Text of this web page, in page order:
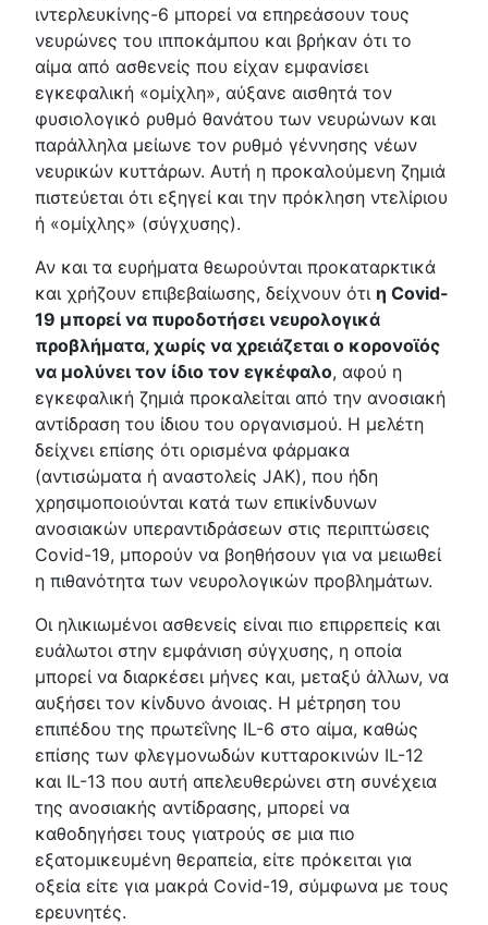
ιντερλευκίνης-6 μπορεί να επηρεάσουν τους
νευρώνες του ιπποκάμπου και βρήκαν ότι το
αίμα από ασθενείς που είχαν εμφανίσει
εγκεφαλική «ομίχλη», αύξανε αισθητά τον
φυσιολογικό ρυθμό θανάτου των νευρώνων και
παράλληλα μείωνε τον ρυθμό γέννησης νέων
νευρικών κυττάρων. Αυτή η προκαλούμενη ζημιά
πιστεύεται ότι εξηγεί και την πρόκληση ντελίριου
ή «ομίχλης» (σύγχυσης).
Αν και τα ευρήματα θεωρούνται προκαταρκτικά
και χρήζουν επιβεβαίωσης, δείχνουν ότι η Covid-
19 μπορεί να πυροδοτήσει νευρολογικά
προβλήματα, χωρίς να χρειάζεται ο κορονοϊός
να μολύνει τον ίδιο τον εγκέφαλο, αφού η
εγκεφαλική ζημιά προκαλείται από την ανοσιακή
αντίδραση του ίδιου του οργανισμού. Η μελέτη
δείχνει επίσης ότι ορισμένα φάρμακα
(αντισώματα ή αναστολείς JAK), που ήδη
χρησιμοποιούνται κατά των επικίνδυνων
ανοσιακών υπεραντιδράσεων στις περιπτώσεις
Covid-19, μπορούν να βοηθήσουν για να μειωθεί
η πιθανότητα των νευρολογικών προβλημάτων.
Οι ηλικιωμένοι ασθενείς είναι πιο επιρρεπείς και
ευάλωτοι στην εμφάνιση σύγχυσης, η οποία
μπορεί να διαρκέσει μήνες και, μεταξύ άλλων, να
αυξήσει τον κίνδυνο άνοιας. Η μέτρηση του
επιπέδου της πρωτεΐνης IL-6 στο αίμα, καθώς
επίσης των φλεγμονωδών κυτταροκινών IL-12
και IL-13 που αυτή απελευθερώνει στη συνέχεια
της ανοσιακής αντίδρασης, μπορεί να
καθοδηγήσει τους γιατρούς σε μια πιο
εξατομικευμένη θεραπεία, είτε πρόκειται για
οξεία είτε για μακρά Covid-19, σύμφωνα με τους
ερευνητές.